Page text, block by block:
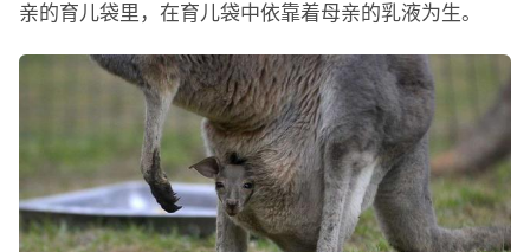
亲的育儿袋里，在育儿袋中依靠着母亲的乳液为生。